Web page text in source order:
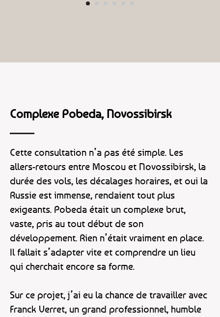
Complexe Pobeda, Novossibirsk
Cette consultation n’a pas été simple. Les
allers-retours entre Moscou et Novossibirsk, la
durée des vols, les décalages horaires, et oui la
Russie est immense, rendaient tout plus
exigeants. Pobeda était un complexe brut,
vaste, pris au tout début de son
développement. Rien n’était vraiment en place.
Il fallait s’adapter vite et comprendre un lieu
qui cherchait encore sa forme.
Sur ce projet, j’ai eu la chance de travailler avec
Franck Verret, un grand professionnel, humble